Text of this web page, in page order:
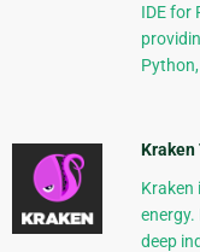
IDE for
Kraken
Kraken
energy.
deep